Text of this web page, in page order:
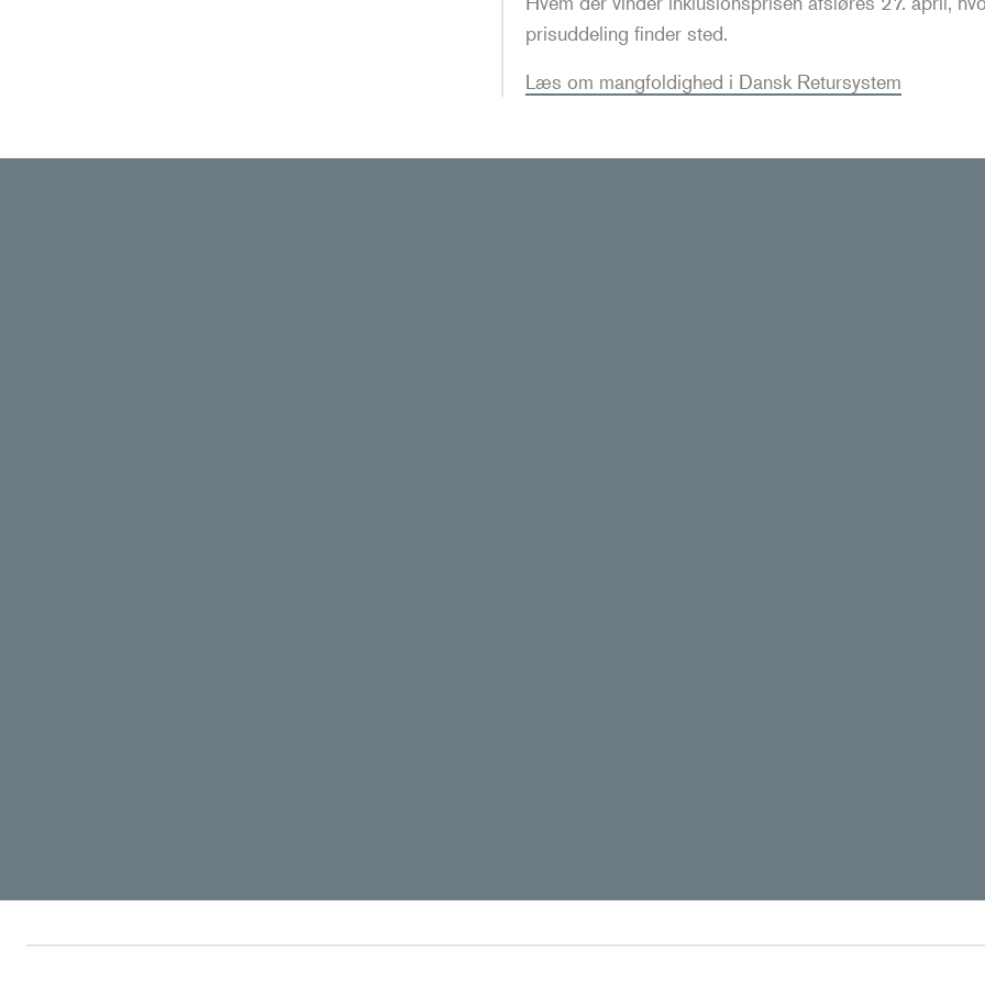
prisuddeling finder sted.
Læs om mangfoldighed i Dansk Retursystem